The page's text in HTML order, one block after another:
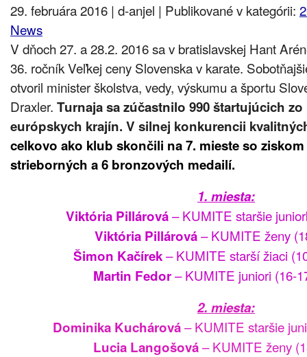
29. februára 2016 | d-anjel | Publikované v kategórii:
News
V dňoch 27. a 28.2. 2016 sa v bratislavskej Hant
36. ročník Veľkej ceny Slovenska v karate.
otvoril minister školstva, vedy, výskumu a športu
Draxler. Turnaja sa zúčastnilo 990 štartujúcich zo
európskych krajín. V silnej konkurencii
celkovo ako klub skončili na 7. mieste so ziskom
strieborných a 6 bronzových medailí.
1. miesta:
Viktória Pillárová– KUMITE staršie
Viktória Pillárová– KUMITE ženy
Šimon Kačírek– KUMITE starší žiaci
Martin Fedor– KUMITE juniori (16-
2. miesta:
Dominika Kuchárová– KUMITE staršie
Lucia Langošová– KUMITE ženy